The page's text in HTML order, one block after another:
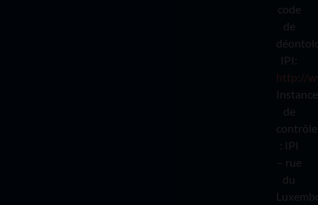
code
de
IPI:
http://
Instance
de
contrôle
: IPI
– rue
du